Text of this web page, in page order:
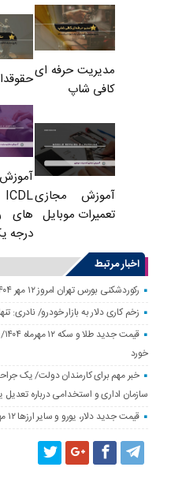
مدیریت حرفه ای
کافی شاپ
آموزش مجازی
تعمیرات موبایل های
درجه
اخبار مرتبط
رکوردشکنی بورس تهران امروز ۱۲ مهر ۱۴۰۴| بازار سهام رونق گرفت
زخم کاری دلار به بازار خودرو/
خورد
خبر مهم برای کارمندان دولت/ یک
سازمان اداری و استخدامی درباره تعدیل
قیمت جدید دلار، یورو و سایر ارزها ۱۲ مهر ۱۴۰۴/ تکان چهار هزار تومانی یورو ثبت شد